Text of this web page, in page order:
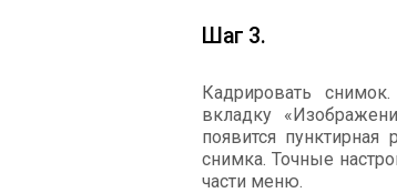
Шаг 3.
Кадрировать
вкладку
появится
снимка. Точные
части меню.